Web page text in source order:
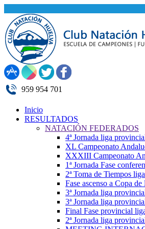
959 954 701
Inicio
RESULTADOS
NATACIÓN FEDERADOS
4ª Jornada liga
XL Campeonato
XXXIII Campeonato
1ª Jornada Fase
2ª Toma de Tiempos
Fase ascenso a Copa
3ª Jornada liga
3ª Jornada liga
Final Fase provincial
2ª Jornada liga